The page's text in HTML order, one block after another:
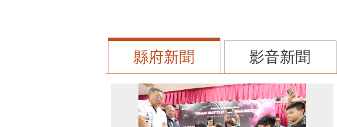
縣府新聞 影音新聞